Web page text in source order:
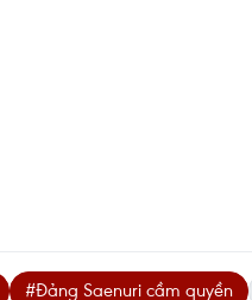
#Đảng Saenuri cầm quyền